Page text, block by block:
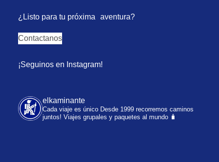
¿Listo para tu próxima aventura?
Contactanos
¡Seguinos en Instagram!
elkaminante
Cada viaje es único Desde 1999 recorremos caminos
juntos! Viajes grupales y paquetes al mundo 🧳